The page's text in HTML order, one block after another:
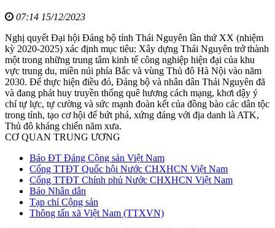
07:14 15/12/2023
Nghị quyết Đại hội Đảng bộ tỉnh Thái Nguyên lần thứ XX (nhiệm
kỳ 2020-2025) xác định mục tiêu: Xây dựng Thái Nguyên trở thành
một trong những trung tâm kinh tế công nghiệp hiện đại của khu
vực trung du, miền núi phía Bắc và vùng Thủ đô Hà Nội vào năm
2030. Để thực hiện điều đó, Đảng bộ và nhân dân Thái Nguyên đã
và đang phát huy truyền thống quê hương cách mạng, khơi dậy ý
chí tự lực, tự cường và sức mạnh đoàn kết của đồng bào các dân tộc
trong tỉnh, tạo cơ hội để bứt phá, xứng đáng với địa danh là ATK,
Thủ đô kháng chiến năm xưa.
CƠ QUAN TRUNG ƯƠNG
Báo ĐT Đảng Cộng sản Việt Nam
Cổng TTĐT Quốc hội Nước CHXHCN Việt Nam
Cổng TTĐT Chính phủ Nước CHXHCN Việt Nam
Báo Nhân dân
Tạp chí Cộng sản
Thông tấn xã Việt Nam (TTXVN)